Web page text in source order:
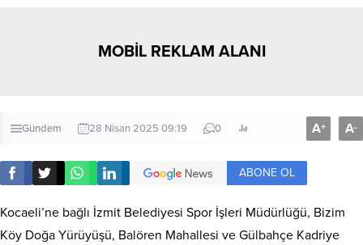
MOBİL REKLAM ALANI
Gündem 28 Nisan 2025 09:19 0 A+ A-
ABONE OL
Kocaeli’ne bağlı İzmit Belediyesi Spor İşleri Müdürlüğü, Bizim
Köy Doğa Yürüyüşü, Balören Mahallesi ve Gülbahçe Kadriye